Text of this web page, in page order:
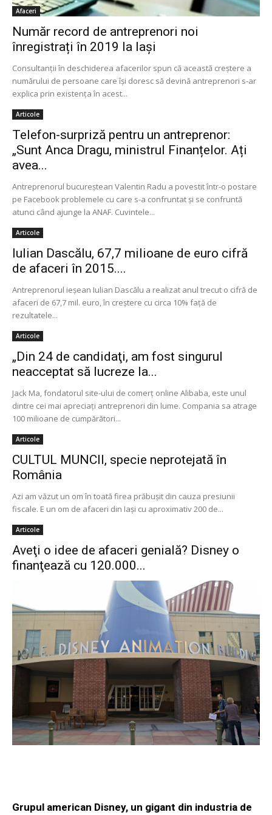
Afaceri
Număr record de antreprenori noi
înregistrați în 2019 la Iași
Consultanții în deschiderea afacerilor spun că această creștere a
numărului de persoane care își doresc să devină antreprenori s-ar
explica prin existența în acest...
Articole
Telefon-surpriză pentru un antreprenor:
„Sunt Anca Dragu, ministrul Finanțelor. Ați
avea...
Antreprenorul bucureștean Valentin Radu a povestit într-o postare
pe Facebook problemele cu care s-a confruntat și se confruntă
atunci când ajunge la ANAF. Cuvintele...
Articole
Iulian Dascălu, 67,7 milioane de euro cifră
de afaceri în 2015....
Antreprenorul ieşean Iulian Dascălu a realizat anul trecut o cifră de
afaceri de 67,7 mil. euro, în creştere cu circa 10% faţă de
rezultatele...
Articole
„Din 24 de candidaţi, am fost singurul
neacceptat să lucreze la...
Jack Ma, fondatorul site-ului de comerţ online Alibaba, este unul
dintre cei mai apreciaţi antreprenori din lume. Compania sa atrage
100 milioane de cumpărători...
Articole
CULTUL MUNCII, specie neprotejată în
România
Azi am văzut un om în toată firea prăbuşit din cauza presiunii
fiscale. E un om de afaceri din Iaşi cu aproximativ 200 de...
Articole
Aveţi o idee de afaceri genială? Disney o
finanţează cu 120.000...
Grupul american Disney, un gigant din industria de